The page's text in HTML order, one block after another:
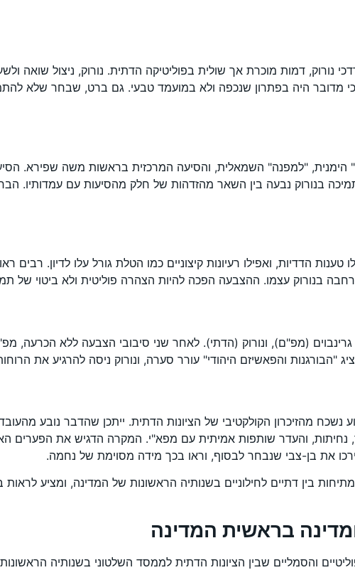
דמות מוכרת אך שולית בפוליטיקה הדתית. נורוק, ניצול שואה
כי מדובר היה בפתרון שנכפה ולא במועמד טבעי. גם ברט, שבחר
"למפנה" השמאלית, והסיעה המרכזית בראשות משה שפירא.
בנורוק נבעה בין השאר מהזדהות של חלק מהסיעות עם עמדותיו.
הדדיות, ואפילו רעיונות קיצוניים כמו הטלת גורל עלו לדיון.
בנורוק עצמו. ההצבעה הפכה להיות הצהרה פוליטית ולא ביטוי של
גרינבוים (מפ"ם), ונורוק (הדתי). לאחר שני סיבובי הצבעה ללא
נשכח מהזיכרון הקולקטיבי של הציונות הדתית. ייתכן שהדבר נובע
והעדר שותפות אמיתית עם מפא"י. המקרה הדגיש את הפערים
את בן-צבי שנבחר לבסוף, וראו בכך מידה מסוימת של נחמה.
בין דתיים לחילוניים בשנותיה הראשונות של המדינה, ומציע
בראשית המדינה